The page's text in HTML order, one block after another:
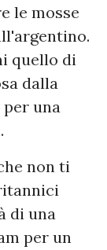
le mosse
quello di
dalla
una
non ti
di una
per un